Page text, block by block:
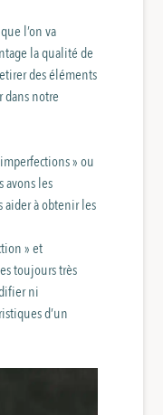
l’on va
la qualité de
des éléments
dans notre
» ou
avons les
aider à obtenir les
» et
toujours très
ni
d’un